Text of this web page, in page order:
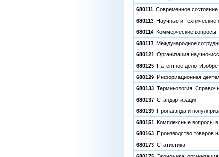
680111 Современное состояние
680113 Научные и
680114 Коммерческие вопросы,
680117 Международное
680121 Организация научно-
680125 Патентное дело.
680129 Информационная
680133 Терминология.
680137 Стандартизация
680139 Пропаганда и
680151 Комплексные вопросы в
680163 Производство товаров
680173 Статистика